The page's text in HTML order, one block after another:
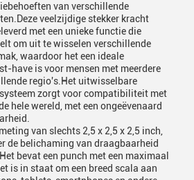
van verschillende
veelzijdige stekker kracht
met een unieke functie die
om uit te wisselen verschillende
waardoor het een ideale
have is voor mensen met meerdere
regio's.Het uitwisselbare
zorgt voor compatibiliteit met
hele wereld, met een ongeëvenaard
van slechts 2,5 x 2,5 x 2,5 inch,
de belichaming van draagbaarheid
bevat een punch met een maximaal
is in staat om een breed scala aan